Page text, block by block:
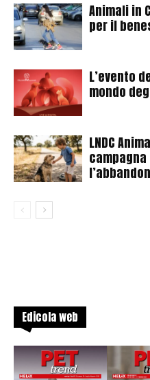
Animali in
per il
L’evento
mondo
LNDC
Edicola web